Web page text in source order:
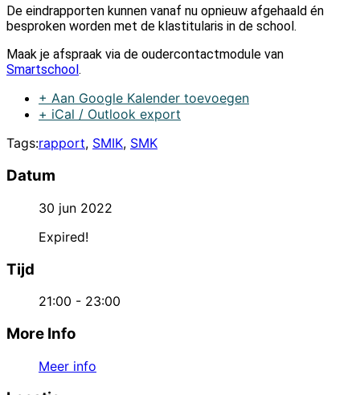
De eindrapporten kunnen vanaf nu opnieuw afgehaald én
besproken worden met de klastitularis in de school.
Maak je afspraak via de oudercontactmodule van
Smartschool .
+ Aan Google Kalender toevoegen
+ iCal / Outlook export
Tags:rapport, SMIK, SMK
Datum
30 jun 2022
Expired!
Tijd
21:00 - 23:00
More Info
Meer info